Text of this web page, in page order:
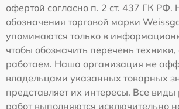
офертой согласно п. 2 ст. 437 ГК РФ.
обозначения торговой марки
упоминаются только в
чтобы обозначить перечень
работаем. Наша организация не
владельцами указанных товарных
представляет их интересы. Все
работ выполняются исключительно